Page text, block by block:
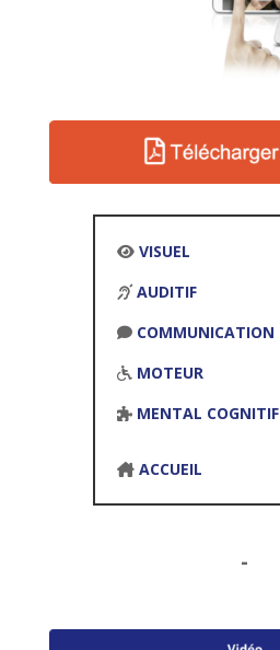
VISUEL
AUDITIF
COMMUNICATION
MOTEUR
MENTAL COGNITIF
ACCUEIL
-